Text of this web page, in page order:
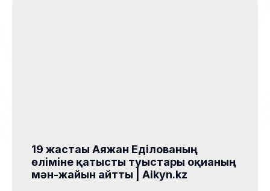
19 жастағы Аяжан Еділованың
өліміне қатысты туыстары оқиғаның
мән-жайын айтты | Aikyn.kz